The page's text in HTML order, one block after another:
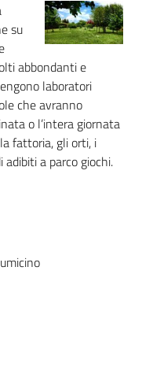
su
abbondanti e
laboratori
che avranno
o l’intera giornata
fattoria, gli orti, i
a parco giochi.